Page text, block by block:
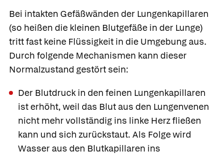
Bei intakten Gefäßwänden der Lungenkapillaren
(so heißen die kleinen Blutgefäße in der Lunge)
tritt fast keine Flüssigkeit in die Umgebung aus.
Durch folgende Mechanismen kann dieser
Normalzustand gestört sein:
Der Blutdruck in den feinen Lungenkapillaren
ist erhöht, weil das Blut aus den Lungenvenen
nicht mehr vollständig ins linke Herz fließen
kann und sich zurückstaut. Als Folge wird
Wasser aus den Blutkapillaren ins